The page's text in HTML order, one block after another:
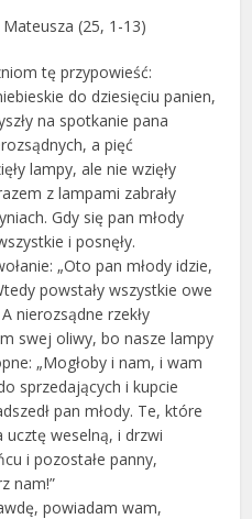
(25, 1-13)
tę przypowieść:
do dziesięciu panien,
na spotkanie pana
a pięć
lampy, ale nie wzięły
z lampami zabrały
Gdy się pan młody
i posnęły.
„Oto pan młody idzie,
powstały wszystkie owe
nierozsądne rzekły
swej oliwy, bo nasze lampy
„Mogłoby i nam, i wam
sprzedających i kupcie
pan młody. Te, które
ucztę weselną, i drzwi
i pozostałe panny,
nam!”
powiadam wam,